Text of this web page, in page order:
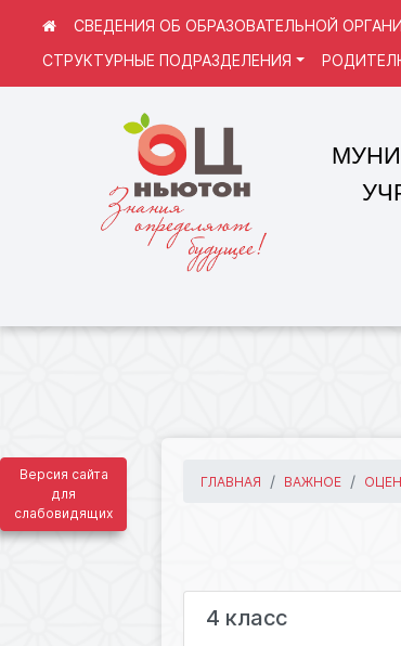
Версия сайта
для
слабовидящих
СВЕДЕНИЯ ОБ ОБРАЗОВАТЕЛЬНОЙ
СТРУКТУРНЫЕ ПОДРАЗДЕЛЕНИЯ
ГЛАВНАЯ ВАЖНОЕ
4 класс